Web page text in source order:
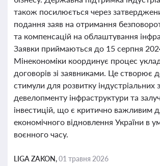
також посилюється через
подання заяв на отримання
та компенсацій на облаштування
Заявки приймаються до 15 серпня
Мінекономіки координує процес
договорів зі заявниками. Це створює
стимули для розвитку індустріальних
девелопменту інфраструктури та
інвестицій, що є критично важливим
економічного відновлення України в
воєнного часу.
LIGA ZAKON,01 травня 2026